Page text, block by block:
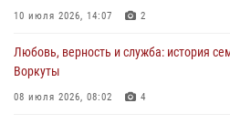
Росгвардии по Республике Коми лично
В Усинске росгвардейцы оперативно
30 июля 2026, 13:53
10 июля 2026, 14:07 2
Любовь, верность и служба: история
Воркуты
08 июля 2026, 08:02 4